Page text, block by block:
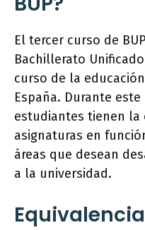
El tercer curso de
Bachillerato
curso de la
España. Durante
estudiantes tienen
asignaturas en
áreas que desean
a la universidad.